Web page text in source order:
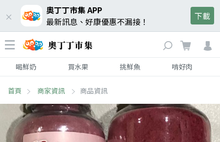
奧丁丁市集 APP
最新訊息、好康優惠不漏接！
下載
喝鮮奶 買水果 挑鮮魚 啃好肉
首頁 商家資訊 商品資訊